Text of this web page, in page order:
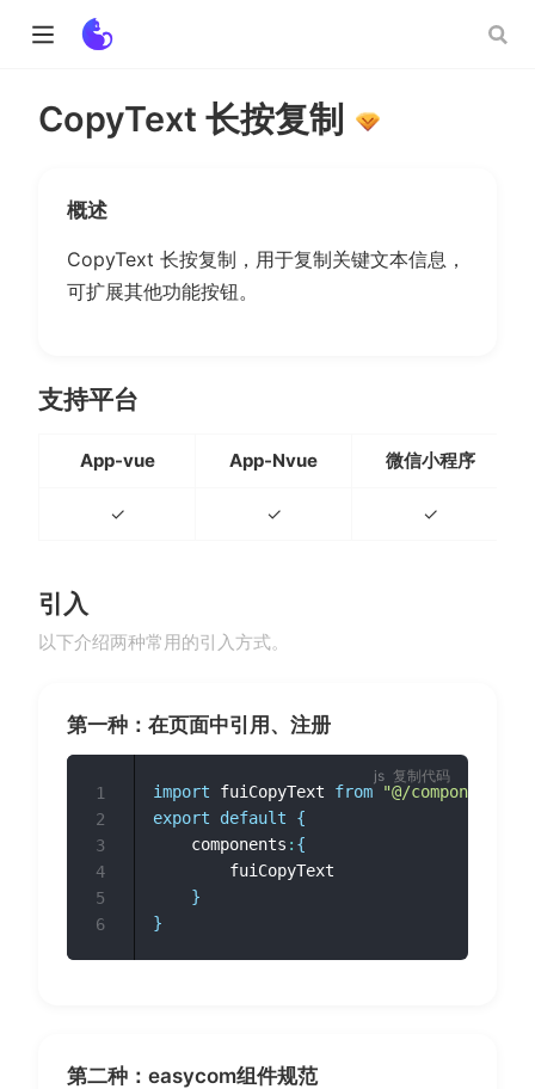
CopyText 长按复制
概述
CopyText 长按复制，用于复制关键文本信息，
可扩展其他功能按钮。
支持平台
App-vue App-Nvue 微信小程序
✓ ✓ ✓
引入
以下介绍两种常用的引入方式。
第一种：在页面中引用、注册
import fuiCopyText from
"@/
export
default
{
	components
: {
}
}
1
2
3
4
5
6
复制代码
第二种：easycom组件规范